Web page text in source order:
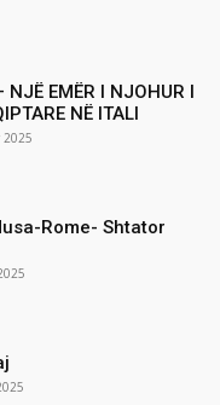
NJË EMËR I NJOHUR I
NË ITALI
Rome- Shtator